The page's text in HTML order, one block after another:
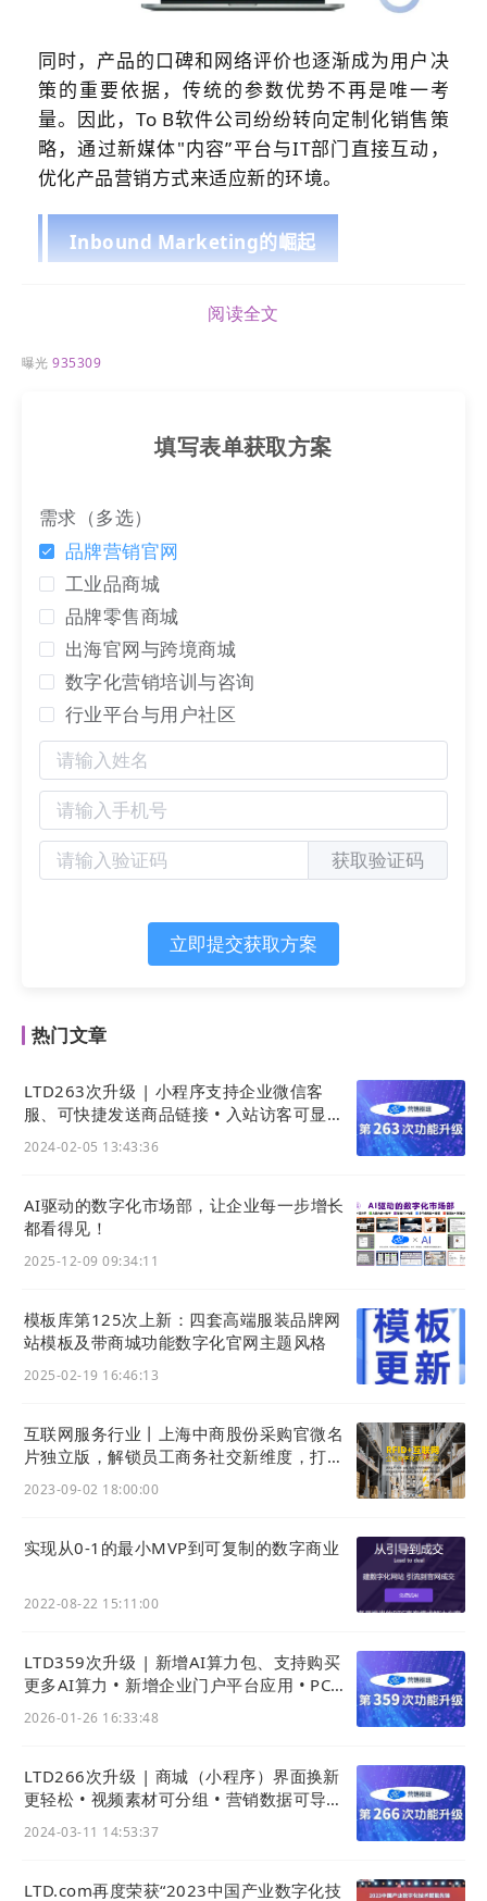
同时，产品的口碑和网络评价也逐渐成为用户决
策的重要依据，传统的参数优势不再是唯一考
量。因此，To B软件公司纷纷转向定制化销售策
略，通过新媒体"内容”平台与IT部门直接互动，
优化产品营销方式来适应新的环境。
Inbound Marketing的崛起
过去互联网不发达的时候，企业不可能被动等待
性，来吸引注意力。随着报纸、广播和电视等大
随着互联网技术的不断发展，消费者可以轻松的
了解任何信息、比较各种优惠并研究他们的购买
情况。公司不再单纯依靠传统的Outbound销售
策略，而是转向Inbound Marketing（入站营
，通过内容营销和数字化平台吸引客户。
新媒体的兴起为企业提供了新的营销赛道和机
会。社交媒体、博客、视频等平台的出现，也改
变了消费者获取信息的方式和行为习惯。
Inbound Marketing强调通过提供有价值的内容
来吸引客户，并建立长期的关系。这种方式更符
合消费者的需求和偏好，能够有效提高品牌知名
“内容”的重要性，并通过积极运用“内容”营销策略
To B企业将每个销售人员视为行走的电视台，利
用社交媒体等平台进行产品展示和客户裂变。同
时，借助新媒体KOL的影响力，扩大品牌曝光
度，提升品牌形象。客户现在更倾向于通过行业
、社交媒体等渠道主动寻找信息，而不是等
这促使企业采用更加个性化
和对话式的营销方法，以适应新的购买行为模
阅读全文
曝光935309
填写表单获取方案
需求（多选）
品牌营销官网
工业品商城
品牌零售商城
出海官网与跨境商城
数字化营销培训与咨询
行业平台与用户社区
获取验证码
立即提交获取方案
热门文章
LTD263次升级 | 小程序支持企业微信客
服、可快捷发送商品链接 • 入站访客可显示
2024-02-05 13:43:36
AI驱动的数字化市场部，让企业每一步增长
都看得见！
2025-12-09 09:34:11
模板库第125次上新：四套高端服装品牌网
站模板及带商城功能数字化官网主题风格
2025-02-19 16:46:13
互联网服务行业丨上海中商股份采购官微名
片独立版，解锁员工商务社交新维度，打造
2023-09-02 18:00:00
实现从0-1的最小MVP到可复制的数字商业
2022-08-22 15:11:00
LTD359次升级 | 新增AI算力包、支持购买
更多AI算力 • 新增企业门户平台应用 • PC商
2026-01-26 16:33:48
LTD266次升级 | 商城（小程序）界面换新
更轻松 • 视频素材可分组 • 营销数据可导出 •
2024-03-11 14:53:37
LTD.com再度荣获“2023中国产业数字化技